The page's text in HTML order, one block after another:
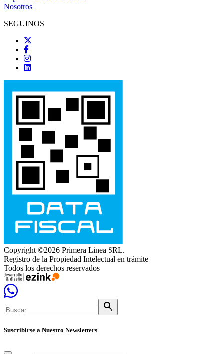
Nosotros
SEGUINOS
Copyright ©2026 Primera Linea SRL.
Registro de la Propiedad Intelectual en trámite
Todos los derechos reservados
search
Suscribirse a Nuestro Newsletters